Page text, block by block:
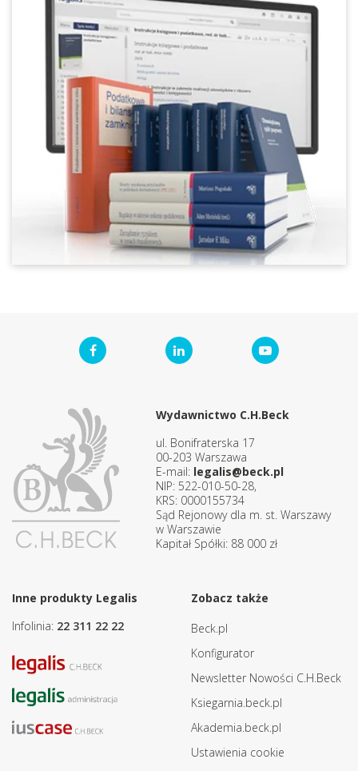
Wydawnictwo C.H.Beck
ul. Bonifraterska 17
00-203 Warszawa
E-mail: legalis@beck.pl
NIP: 522-010-50-28,
KRS: 0000155734
Sąd Rejonowy dla m. st. Warszawy
w Warszawie
Kapitał Spółki: 88 000 zł
Inne produkty Legalis
Infolinia: 22 311 22 22
Zobacz także
Beck.pl
Konfigurator
Newsletter Nowości C.H.Beck
Ksiegarnia.beck.pl
Akademia.beck.pl
Ustawienia cookie